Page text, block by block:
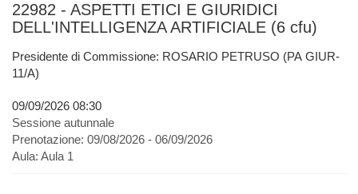
22982 - ASPETTI ETICI E GIURIDICI
DELL'INTELLIGENZA ARTIFICIALE (6 cfu)
Presidente di Commissione: ROSARIO PETRUSO (PA GIUR-
11/A)
09/09/2026 08:30
Sessione autunnale
Prenotazione: 09/08/2026 - 06/09/2026
Aula: Aula 1